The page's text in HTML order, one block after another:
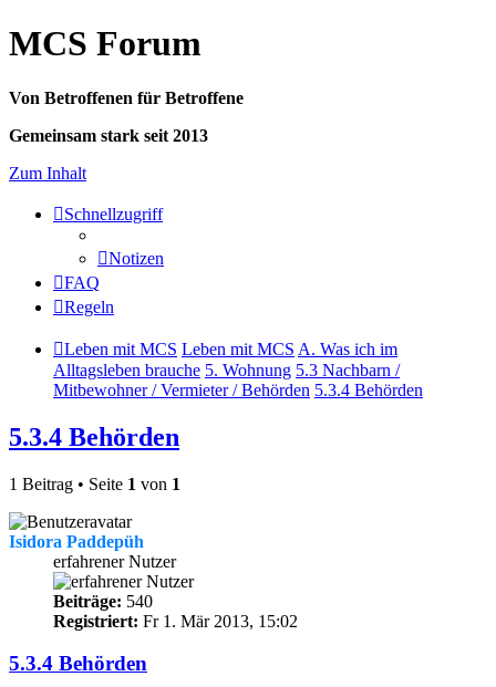
MCS Forum
Von Betroffenen für Betroffene
Gemeinsam stark seit 2013
Zum Inhalt
Schnellzugriff
Notizen
FAQ
Regeln
Leben mit MCS Leben mit MCS A. Was ich im
Alltagsleben brauche 5. Wohnung 5.3 Nachbarn /
Mitbewohner / Vermieter / Behörden 5.3.4 Behörden
5.3.4 Behörden
1 Beitrag • Seite 1 von 1
Isidora Paddepüh
erfahrener Nutzer
Beiträge: 540
Registriert: Fr 1. Mär 2013, 15:02
5.3.4 Behörden